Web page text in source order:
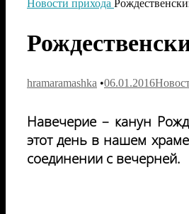
Новости прихода
hramaramashka •06.01.2016
Навечерие – канун
этот день в нашем
соединении с вечерней.